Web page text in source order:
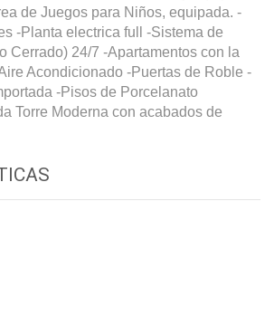
de Juegos para Niños, equipada. -
-Planta electrica full -Sistema de
Cerrado) 24/7 -Apartamentos con la
Acondicionado -Puertas de Roble -
-Pisos de Porcelanato
Torre Moderna con acabados de